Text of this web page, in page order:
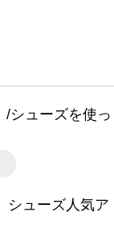
/シューズを使っ
シューズ人気ア